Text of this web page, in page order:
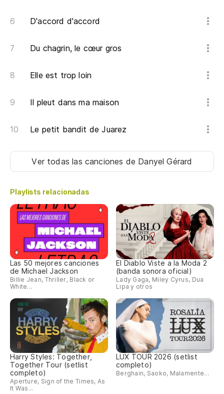
D'accord d'accord
Du chagrin, le cœur gros
Elle est trop loin
Il pleut dans ma maison
Le petit bandit de Juarez
Ver todas las canciones de Danyel Gérard
Playlists relacionadas
Las 50 mejores canciones
de Michael Jackson
Billie Jean, Thriller, Black or
White...
El Diablo Viste a la Moda 2
(banda sonora oficial)
Lady Gaga, Miley Cyrus, Dua
Lipa y otros
Harry Styles: Together,
Together Tour (setlist
completo)
Aperture, Sign of the Times, As
It Was...
LUX TOUR 2026 (setlist
completo)
Berghain, Saoko, Malamente...